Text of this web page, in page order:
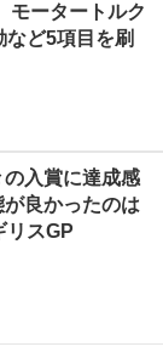
モータートルク
ど5項目を刷
の入賞に達成感
が良かったのは
リスGP